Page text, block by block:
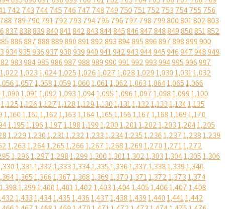
742 743 744745 746 747 748 749 750 751752 753 754755 756
788 789 790 791792 793 794795 796 797 798 799800801802803
837838839840841842843844845846847848849850851852
886887888889890891892893894895896897898899900
934935936937938939940941942943944945946947948949
983984985986987988989990991992993994995996997
1,0221,0231,0241,0251,0261,0271,0281,0291,0301,0311,032
1,0571,0581,0591,0601,0611,0621,0631,0641,0651,066
1,0901,0911,0921,0931,0941,0951,0961,0971,0981,0991,100
1,1251,1261,1271,1281,1291,1301,1311,1321,1331,1341,135
1,1601,1611,1621,1631,1641,1651,1661,1671,1681,1691,170
1,1951,1961,1971,1981,1991,2001,2011,2021,2031,2041,205
1,2291,2301,2311,2321,2331,2341,2351,2361,2371,2381,239
1,2631,2641,2651,2661,2671,2681,2691,2701,2711,272
1,2961,2971,2981,2991,3001,3011,3021,3031,3041,3051,306
1,3311,3321,3331,3341,3351,3361,3371,3381,3391,340
1,3651,3661,3671,3681,3691,3701,3711,3721,3731,374
1,3981,3991,4001,4011,4021,4031,4041,4051,4061,4071,408
1,4331,4341,4351,4361,4371,4381,4391,4401,4411,442